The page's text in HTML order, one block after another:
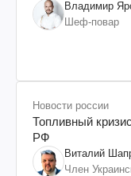
Владимир
Шеф-повар
Новости россии
Топливный
РФ
Виталий
Член